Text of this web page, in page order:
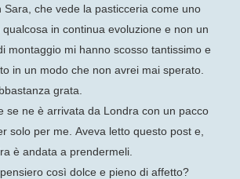
Sara, che vede la pasticceria come uno
in continua evoluzione e non un
montaggio mi hanno scosso tantissimo e
in un modo che non avrei mai sperato.
grata.
se ne è arrivata da Londra con un pacco
solo per me. Aveva letto questo post e,
è andata a prendermeli.
così dolce e pieno di affetto?